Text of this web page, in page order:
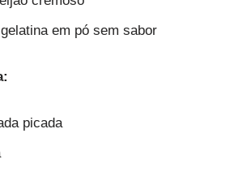
em pó sem sabor
picada